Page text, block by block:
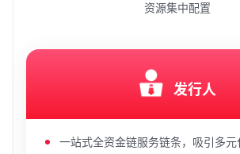
资源集中配置
发行人
一站式全资金链服务链条，吸引多元